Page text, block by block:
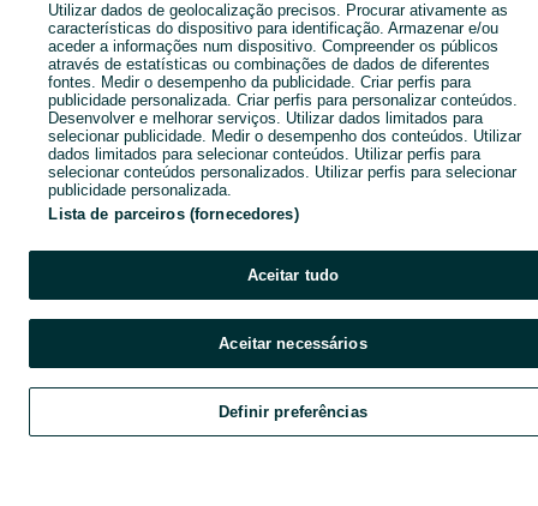
Explorar Favoritos Vender Chat
Utilizar dados de geolocalização precisos. Procurar ativamente as
características do dispositivo para identificação. Armazenar e/ou
aceder a informações num dispositivo. Compreender os públicos
através de estatísticas ou combinações de dados de diferentes
fontes. Medir o desempenho da publicidade. Criar perfis para
publicidade personalizada. Criar perfis para personalizar conteúdos.
Desenvolver e melhorar serviços. Utilizar dados limitados para
selecionar publicidade. Medir o desempenho dos conteúdos. Utilizar
dados limitados para selecionar conteúdos. Utilizar perfis para
selecionar conteúdos personalizados. Utilizar perfis para selecionar
publicidade personalizada.
Lista de parceiros (fornecedores)
Aceitar tudo
Aceitar necessários
Definir preferências